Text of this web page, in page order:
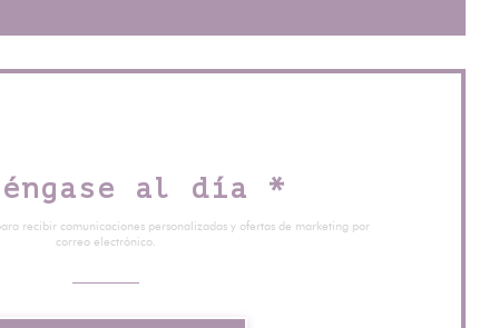
al día *
recibir comunicaciones personalizadas y ofertas de marketing por
correo electrónico.